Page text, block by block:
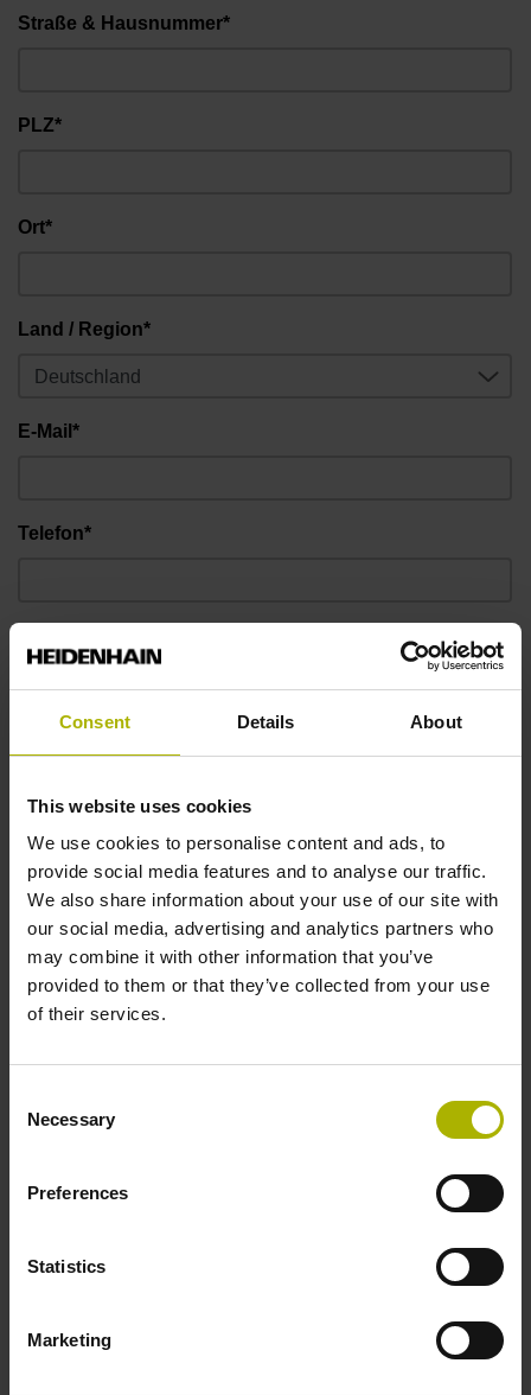
Consent Details About
This website uses cookies
We use cookies to personalise content and ads, to
provide social media features and to analyse our traffic.
We also share information about your use of our site with
our social media, advertising and analytics partners who
may combine it with other information that you’ve
provided to them or that they’ve collected from your use
of their services.
Selection
Necessary
Preferences
Statistics
Marketing
Straße & Hausnummer*
PLZ*
Ort*
Land / Region*
E-Mail*
Telefon*
Produkt
gelesen
und akzeptiert zu haben.*
Die von mir angegebenen Daten dürfen von der DR.
JOHANNES HEIDENHAIN GmbH sowohl für den
individuellen zukünftigen Kundenkontakt per E-Mail
DR. JOHANNES HEIDENHAIN GmbH genutzt
werden. Dieser Nutzung meiner Kontaktdaten kann ich